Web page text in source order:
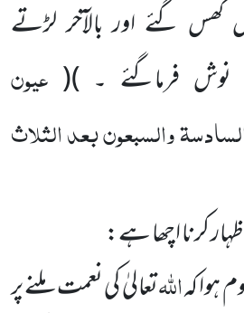
گئے اور بالآخر لڑتے
فرماگئے ۔ )( عیون
والسبعون بعد الثلاث
کرنا اچھا ہے:
کہاللہتعالیٰ کی نعمت ملنے پر